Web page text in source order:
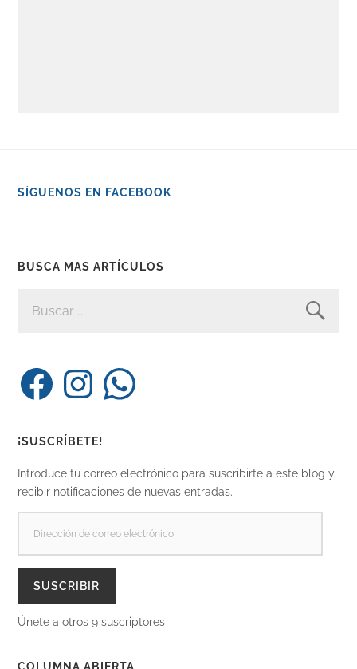
SÍGUENOS EN FACEBOOK
BUSCA MAS ARTÍCULOS
FacebookInstagramWhatsApp
¡SUSCRÍBETE!
Introduce tu correo electrónico para suscribirte a este blog y
recibir notificaciones de nuevas entradas.
CORREO
SUSCRIBIR
Únete a otros 9 suscriptores